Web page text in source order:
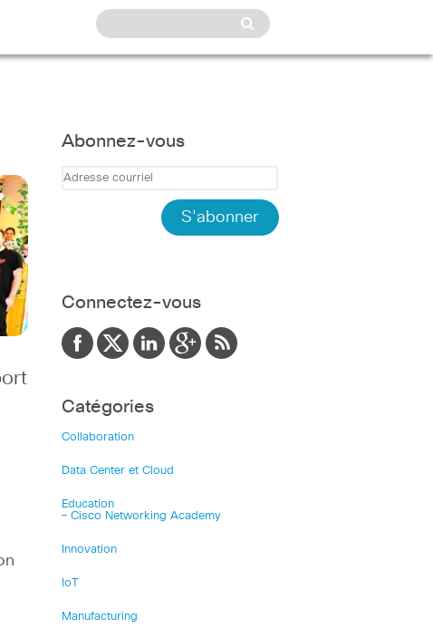
Abonnez-vous
Connectez-vous
Catégories
Collaboration
Data Center et Cloud
Education
– Cisco Networking Academy
Innovation
IoT
Manufacturing